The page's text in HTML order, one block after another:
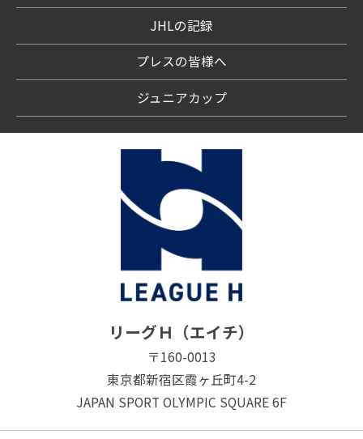
JHLの記録
プレスの皆様へ
ジュニアカップ
リーグＨ（エイチ）
〒160-0013
東京都新宿区霞ヶ丘町4-2
JAPAN SPORT OLYMPIC SQUARE 6F